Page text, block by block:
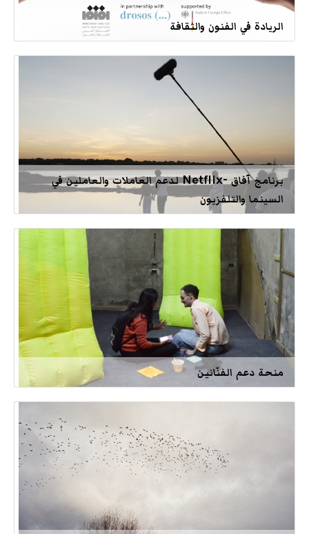
الريادة في الفنون والثقافة
برنامج آفاق -Netflix لدعم العاملات والعاملين في
السينما والتلفزيون
منحة دعم الفنّانين